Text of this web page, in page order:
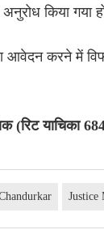
किया गया
आवेदन करने में
(रिट याचिका
Justice